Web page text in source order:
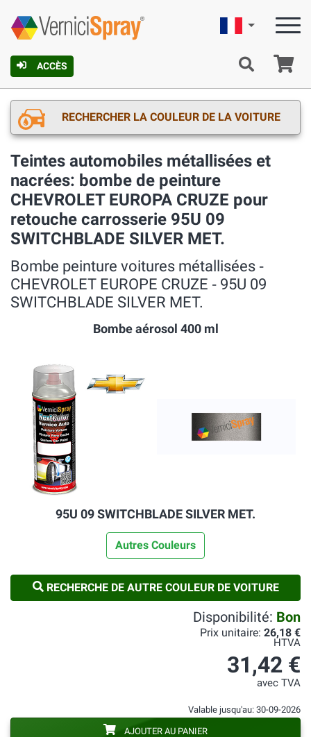
ACCÈS
Française
RECHERCHER LA COULEUR DE LA VOITURE
Teintes automobiles métallisées et
nacrées: bombe de peinture
CHEVROLET EUROPA CRUZE pour
retouche carrosserie 95U 09
SWITCHBLADE SILVER MET.
Bombe peinture voitures métallisées ‐
CHEVROLET EUROPE CRUZE ‐ 95U 09
SWITCHBLADE SILVER MET.
Bombe aérosol 400 ml
95U 09 SWITCHBLADE SILVER MET.
Autres Couleurs
RECHERCHE DE AUTRE COULEUR DE VOITURE
Disponibilité: Bon
Prix unitaire: 26,18 €
HTVA
31,42 €
avec TVA
Valable jusqu'au: 30-09-2026
AJOUTER AU PANIER